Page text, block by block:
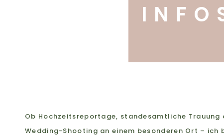
Ob Hochzeitsreportage, standesamtliche
Wedding-Shooting an einem besonderen Ort – ich